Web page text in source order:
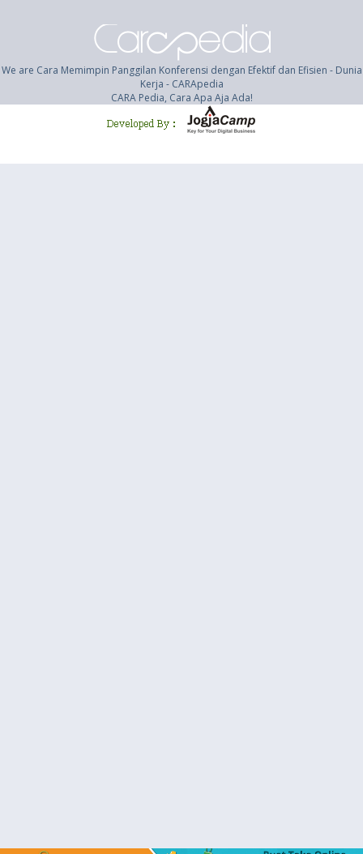
We are Cara Memimpin Panggilan Konferensi dengan Efektif dan Efisien - Dunia
Kerja - CARApedia
CARA Pedia, Cara Apa Aja Ada!